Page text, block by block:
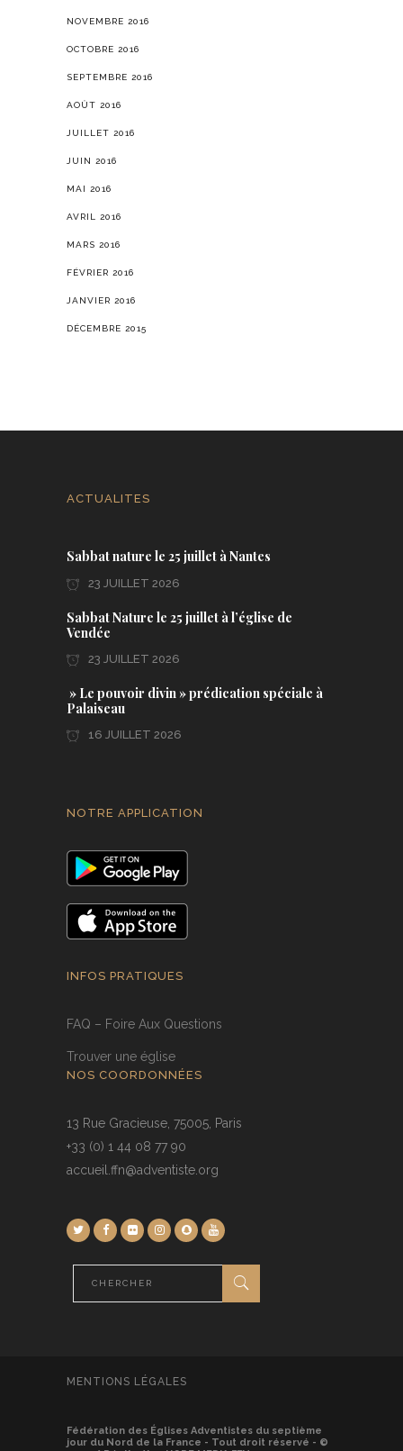
NOVEMBRE 2016
OCTOBRE 2016
SEPTEMBRE 2016
AOÛT 2016
JUILLET 2016
JUIN 2016
MAI 2016
AVRIL 2016
MARS 2016
FÉVRIER 2016
JANVIER 2016
DÉCEMBRE 2015
ACTUALITES
Sabbat nature le 25 juillet à Nantes
23 JUILLET 2026
Sabbat Nature le 25 juillet à l’église de
Vendée
23 JUILLET 2026
» Le pouvoir divin » prédication spéciale à
Palaiseau
16 JUILLET 2026
NOTRE APPLICATION
INFOS PRATIQUES
FAQ – Foire Aux Questions
Trouver une église
NOS COORDONNÉES
13 Rue Gracieuse, 75005, Paris
+33 (0) 1 44 08 77 90
accueil.ffn@adventiste.org
MENTIONS LÉGALES
Fédération des Églises Adventistes du septième
jour du Nord de la France - Tout droit réservé - ©